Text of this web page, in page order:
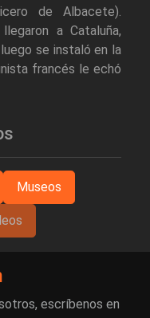
de Albacete).
a Cataluña,
se instaló en la
francés le echó
Museos
escríbenos en